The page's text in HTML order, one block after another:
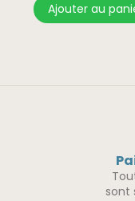
Ajouter au
sont